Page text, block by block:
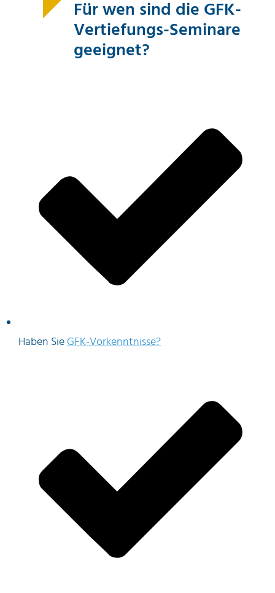
Für wen sind die GFK-
Vertiefungs-Seminare
geeignet?
Haben SieGFK-Vorkenntnisse?